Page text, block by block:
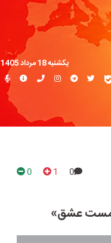
یکشنبه 18 مرداد 1405
0
1
0
«مست عشق»